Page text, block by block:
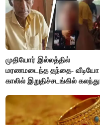
முதியோர் இல்லத்தில்
மரணமடைந்த தந்தை- வீடியோ
காலில் இறுதிச்சடங்கில் கலந்து